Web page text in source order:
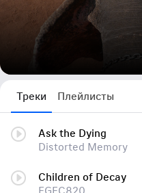
Треки Плейлисты
Ask the Dying
Distorted Memory
Children of Decay